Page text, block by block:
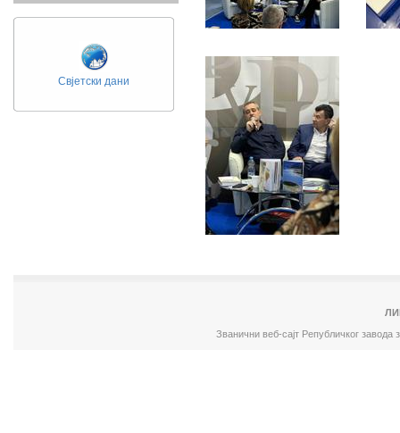
Свјетски дани
Званични веб-сајт Републичког